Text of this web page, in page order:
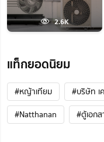
2.6K
แท็กยอดนิยม
#หญ้าเทียม
#บริษัท เ
#Natthanan
#ตู้เอก